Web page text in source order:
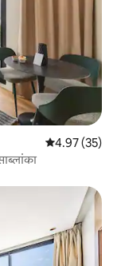
औसत रेटिंग 5 में
4.97 (35)